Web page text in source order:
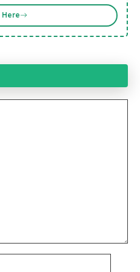
Here